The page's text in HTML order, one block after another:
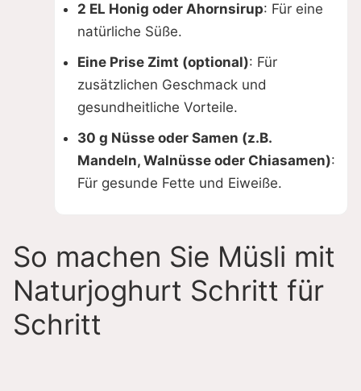
2 EL Honig oder Ahornsirup: Für eine
natürliche Süße.
Eine Prise Zimt (optional): Für
zusätzlichen Geschmack und
gesundheitliche Vorteile.
30 g Nüsse oder Samen (z.B.
Mandeln, Walnüsse oder Chiasamen):
Für gesunde Fette und Eiweiße.
So machen Sie Müsli mit
Naturjoghurt Schritt für
Schritt